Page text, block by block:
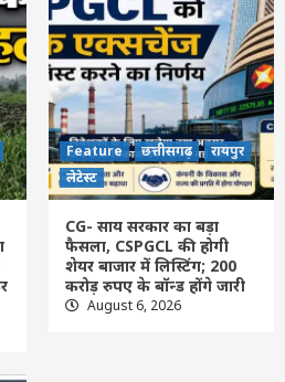
रायपुर लेटेस्ट
कॉलोनी तालाब में मिली युवती की
बेवफाई के शक में प्रेमी बना
की हत्या
रायपुर लेटेस्ट
का बड़ा फैसला, CSPGCL की
में लिस्टिंग; 200 करोड़ रुपए के
6 August: आज सावन
अष्टमी, देखें गुरुवार के पूजन के शुभ-
Feature छत्तीसगढ़
रायपुर
लेटेस्ट
CG- साय सरकार का बड़ा
फैसला, CSPGCL की होगी
शेयर बाजार में लिस्टिंग; 200
करोड़ रुपए के बॉन्ड होंगे जारी
August 6, 2026